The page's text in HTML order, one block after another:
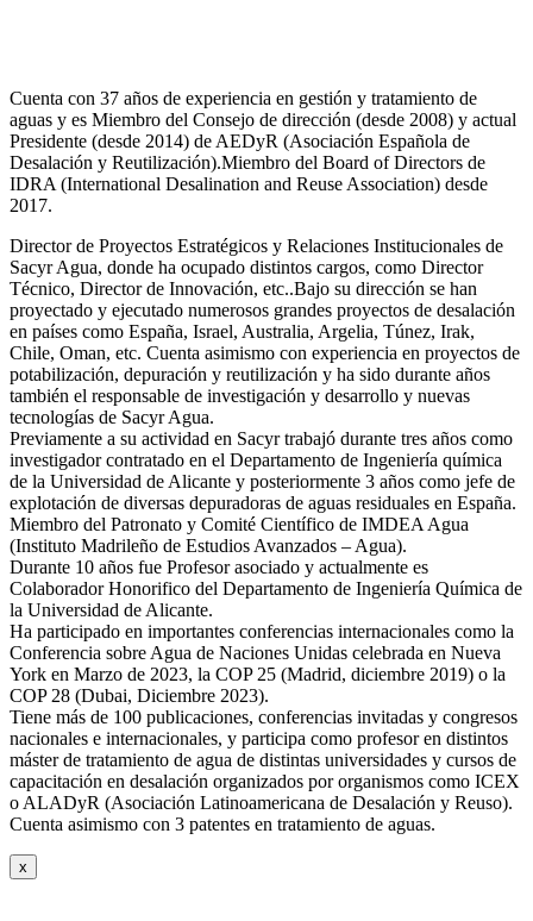
Cuenta con 37 años de experiencia en gestión y tratamiento de
aguas y es Miembro del Consejo de dirección (desde 2008) y actual
Presidente (desde 2014) de AEDyR (Asociación Española de
Desalación y Reutilización).Miembro del Board of Directors de
IDRA (International Desalination and Reuse Association) desde
2017.
Director de Proyectos Estratégicos y Relaciones Institucionales de
Sacyr Agua, donde ha ocupado distintos cargos, como Director
Técnico, Director de Innovación, etc..Bajo su dirección se han
proyectado y ejecutado numerosos grandes proyectos de desalación
en países como España, Israel, Australia, Argelia, Túnez, Irak,
Chile, Oman, etc. Cuenta asimismo con experiencia en proyectos de
potabilización, depuración y reutilización y ha sido durante años
también el responsable de investigación y desarrollo y nuevas
tecnologías de Sacyr Agua.
Previamente a su actividad en Sacyr trabajó durante tres años como
investigador contratado en el Departamento de Ingeniería química
de la Universidad de Alicante y posteriormente 3 años como jefe de
explotación de diversas depuradoras de aguas residuales en España.
Miembro del Patronato y Comité Científico de IMDEA Agua
(Instituto Madrileño de Estudios Avanzados – Agua).
Durante 10 años fue Profesor asociado y actualmente es
Colaborador Honorifico del Departamento de Ingeniería Química de
la Universidad de Alicante.
Ha participado en importantes conferencias internacionales como la
Conferencia sobre Agua de Naciones Unidas celebrada en Nueva
York en Marzo de 2023, la COP 25 (Madrid, diciembre 2019) o la
COP 28 (Dubai, Diciembre 2023).
Tiene más de 100 publicaciones, conferencias invitadas y congresos
nacionales e internacionales, y participa como profesor en distintos
máster de tratamiento de agua de distintas universidades y cursos de
capacitación en desalación organizados por organismos como ICEX
o ALADyR (Asociación Latinoamericana de Desalación y Reuso).
Cuenta asimismo con 3 patentes en tratamiento de aguas.
x